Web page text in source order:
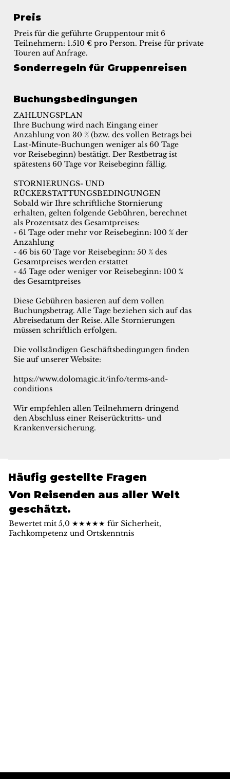
Preis
Preis für die geführte Gruppentour mit 6
Teilnehmern: 1.510 € pro Person. Preise für private
Touren auf Anfrage.
Sonderregeln für Gruppenreisen
Buchungsbedingungen
ZAHLUNGSPLAN
Ihre Buchung wird nach Eingang einer
Anzahlung von 30 % (bzw. des vollen Betrags bei
Last-Minute-Buchungen weniger als 60 Tage
vor Reisebeginn) bestätigt. Der Restbetrag ist
spätestens 60 Tage vor Reisebeginn fällig.
STORNIERUNGS- UND
RÜCKERSTATTUNGSBEDINGUNGEN
Sobald wir Ihre schriftliche Stornierung
erhalten, gelten folgende Gebühren, berechnet
als Prozentsatz des Gesamtpreises:
- 61 Tage oder mehr vor Reisebeginn: 100 % der
Anzahlung
- 46 bis 60 Tage vor Reisebeginn: 50 % des
Gesamtpreises werden erstattet
- 45 Tage oder weniger vor Reisebeginn: 100 %
des Gesamtpreises
Diese Gebühren basieren auf dem vollen
Buchungsbetrag. Alle Tage beziehen sich auf das
Abreisedatum der Reise. Alle Stornierungen
müssen schriftlich erfolgen.
Die vollständigen Geschäftsbedingungen finden
Sie auf unserer Website:
https://www.dolomagic.it/info/terms-and-
conditions
Wir empfehlen allen Teilnehmern dringend
den Abschluss einer Reiserücktritts- und
Krankenversicherung.
Häufig gestellte Fragen
Von Reisenden aus aller Welt
geschätzt.
Bewertet mit 5,0 ★★★★★ für Sicherheit,
Fachkompetenz und Ortskenntnis